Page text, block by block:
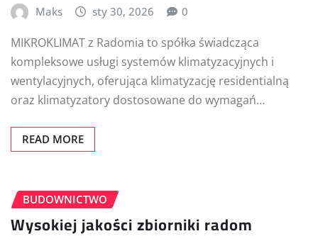
Maks sty 30, 2026 0
MIKROKLIMAT z Radomia to spółka świadcząca
kompleksowe usługi systemów klimatyzacyjnych i
wentylacyjnych, oferująca klimatyzację residentialną
oraz klimatyzatory dostosowane do wymagań…
READ MORE
BUDOWNICTWO
Wysokiej jakości zbiorniki radom